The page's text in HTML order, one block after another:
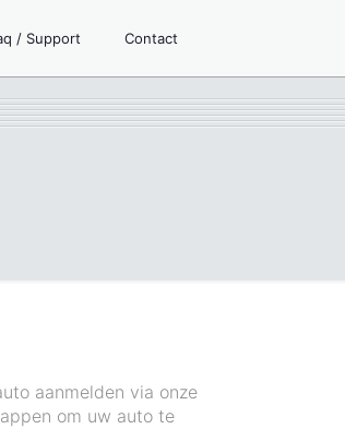
/ Support Contact
aanmelden via onze
om uw auto te